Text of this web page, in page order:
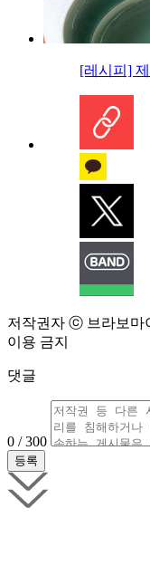
[레시피]
저작권자 ⓒ 브라보마
이용 금지
댓글
0 / 300